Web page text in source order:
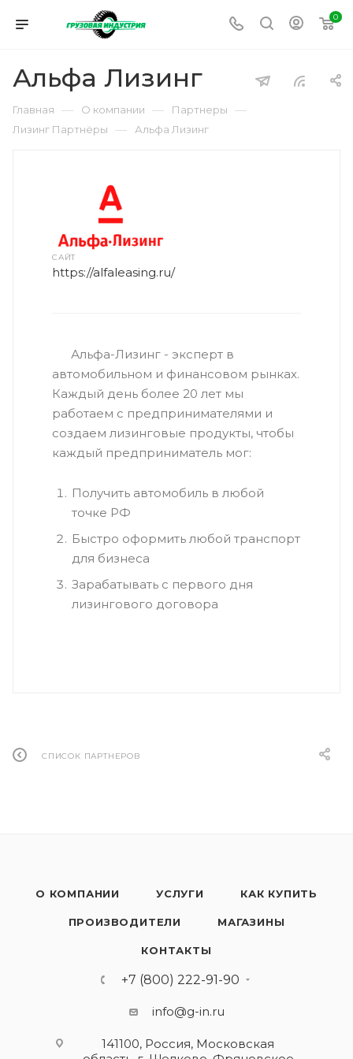
0
Альфа Лизинг
Главная — О компании — Партнеры —
Лизинг Партнёры — Альфа Лизинг
САЙТ
https://alfaleasing.ru/
Альфа-Лизинг - эксперт в
автомобильном и финансовом рынках.
Каждый день более 20 лет мы
работаем с предпринимателями и
создаем лизинговые продукты, чтобы
каждый предприниматель мог:
Получить автомобиль в любой
точке РФ
Быстро оформить любой транспорт
для бизнеса
Зарабатывать с первого дня
лизингового договора
СПИСОК ПАРТНЕРОВ
О КОМПАНИИ УСЛУГИ КАК КУПИТЬ
ПРОИЗВОДИТЕЛИ МАГАЗИНЫ
КОНТАКТЫ
+7 (800) 222-91-90
info@g-in.ru
141100, Россия, Московская